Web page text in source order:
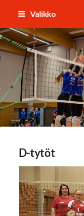
Siirry
sisältöön
Valikko
D-tytöt